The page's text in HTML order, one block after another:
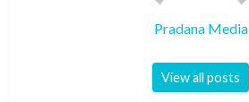
Pradana Media
View all posts